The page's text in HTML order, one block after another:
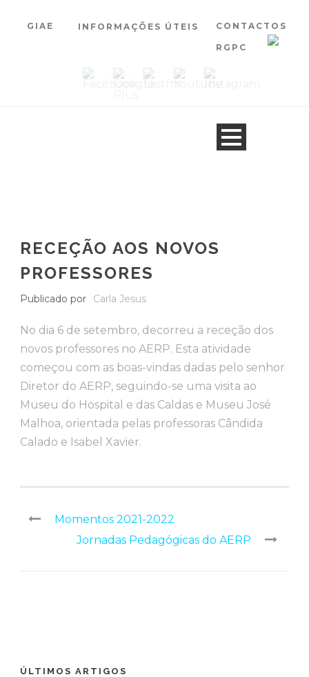
GIAE INFORMAÇÕES ÚTEIS CONTACTOS
RGPC
RECEÇÃO AOS NOVOS
PROFESSORES
Publicado por Carla Jesus
No dia 6 de setembro, decorreu a receção dos
novos professores no AERP. Esta atividade
começou com as boas-vindas dadas pelo senhor
Diretor do AERP, seguindo-se uma visita ao
Museu do Hospital e das Caldas e Museu José
Malhoa, orientada pelas professoras Cândida
Calado e Isabel Xavier.
Momentos 2021-2022
Jornadas Pedagógicas do AERP
ÚLTIMOS ARTIGOS